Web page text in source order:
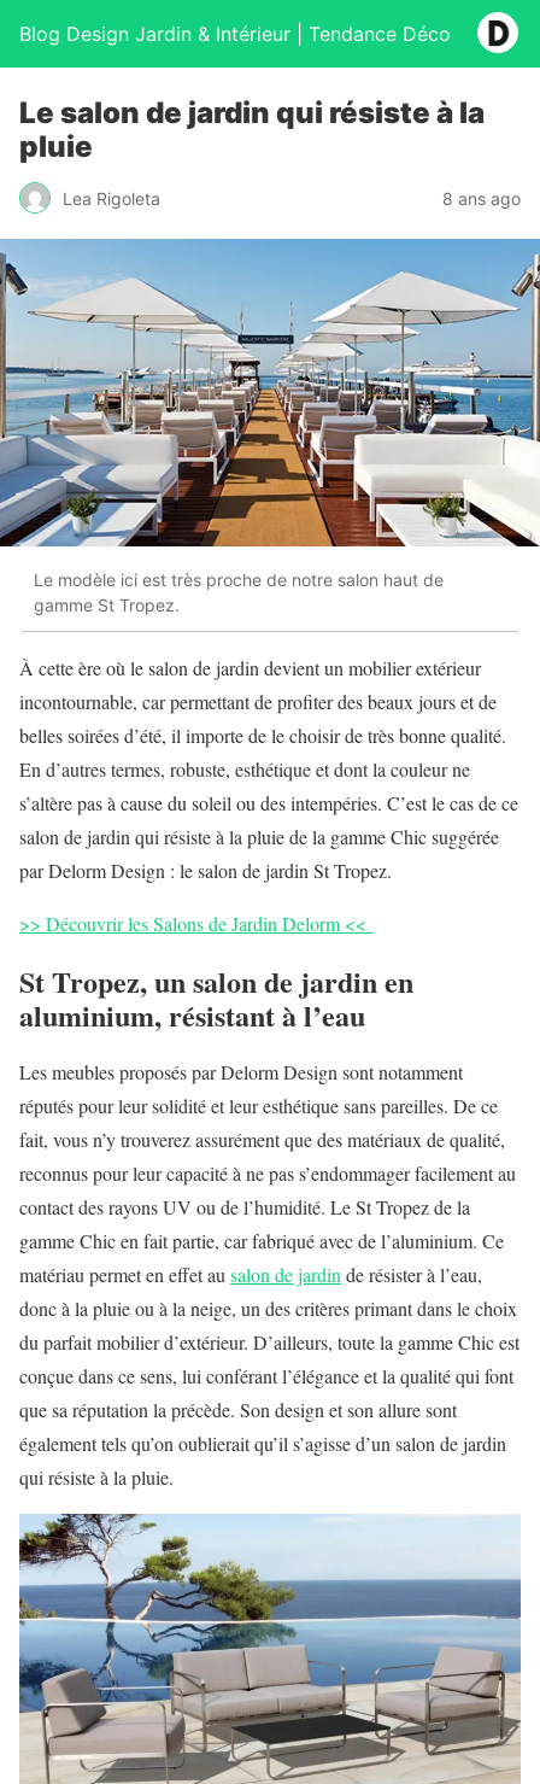
Blog Design Jardin & Intérieur | Tendance Déco
Le salon de jardin qui résiste à la
pluie
Lea Rigoleta 8 ans ago
Le modèle ici est très proche de notre salon haut de
gamme St Tropez.
À cette ère où le salon de jardin devient un mobilier extérieur
incontournable, car permettant de profiter des beaux jours et de
belles soirées d’été, il importe de le choisir de très bonne qualité.
En d’autres termes, robuste, esthétique et dont la couleur ne
s’altère pas à cause du soleil ou des intempéries. C’est le cas de ce
salon de jardin qui résiste à la pluie de la gamme Chic suggérée
par Delorm Design : le salon de jardin St Tropez.
>> Découvrir les Salons de Jardin Delorm <<
St Tropez, un salon de jardin en
aluminium, résistant à l’eau
Les meubles proposés par Delorm Design sont notamment
réputés pour leur solidité et leur esthétique sans pareilles. De ce
fait, vous n’y trouverez assurément que des matériaux de qualité,
reconnus pour leur capacité à ne pas s’endommager facilement au
contact des rayons UV ou de l’humidité. Le St Tropez de la
gamme Chic en fait partie, car fabriqué avec de l’aluminium. Ce
matériau permet en effet ausalon de jardinde résister à l’eau,
donc à la pluie ou à la neige, un des critères primant dans le choix
du parfait mobilier d’extérieur. D’ailleurs, toute la gamme Chic est
conçue dans ce sens, lui conférant l’élégance et la qualité qui font
que sa réputation la précède. Son design et son allure sont
également tels qu’on oublierait qu’il s’agisse d’un salon de jardin
qui résiste à la pluie.